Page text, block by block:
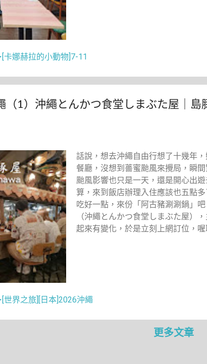
卡娜赫拉的小動物]7-11
（1）沖繩とんかつ食堂しまぶた屋｜
話說，想去沖繩自由行想了十幾年
餐廳，沒想到薔蜜颱風來攪局，瞬
颱風影響也只是一天，還是開心出
算，來到飯店辦理入住應該也五點
吃好一點，來份「阿古豬涮涮鍋」
（沖繩とんかつ食堂しまぶた屋）
起來有變化，於是立刻上網訂位，喔
世界之旅][日本]2026沖繩
更多文章